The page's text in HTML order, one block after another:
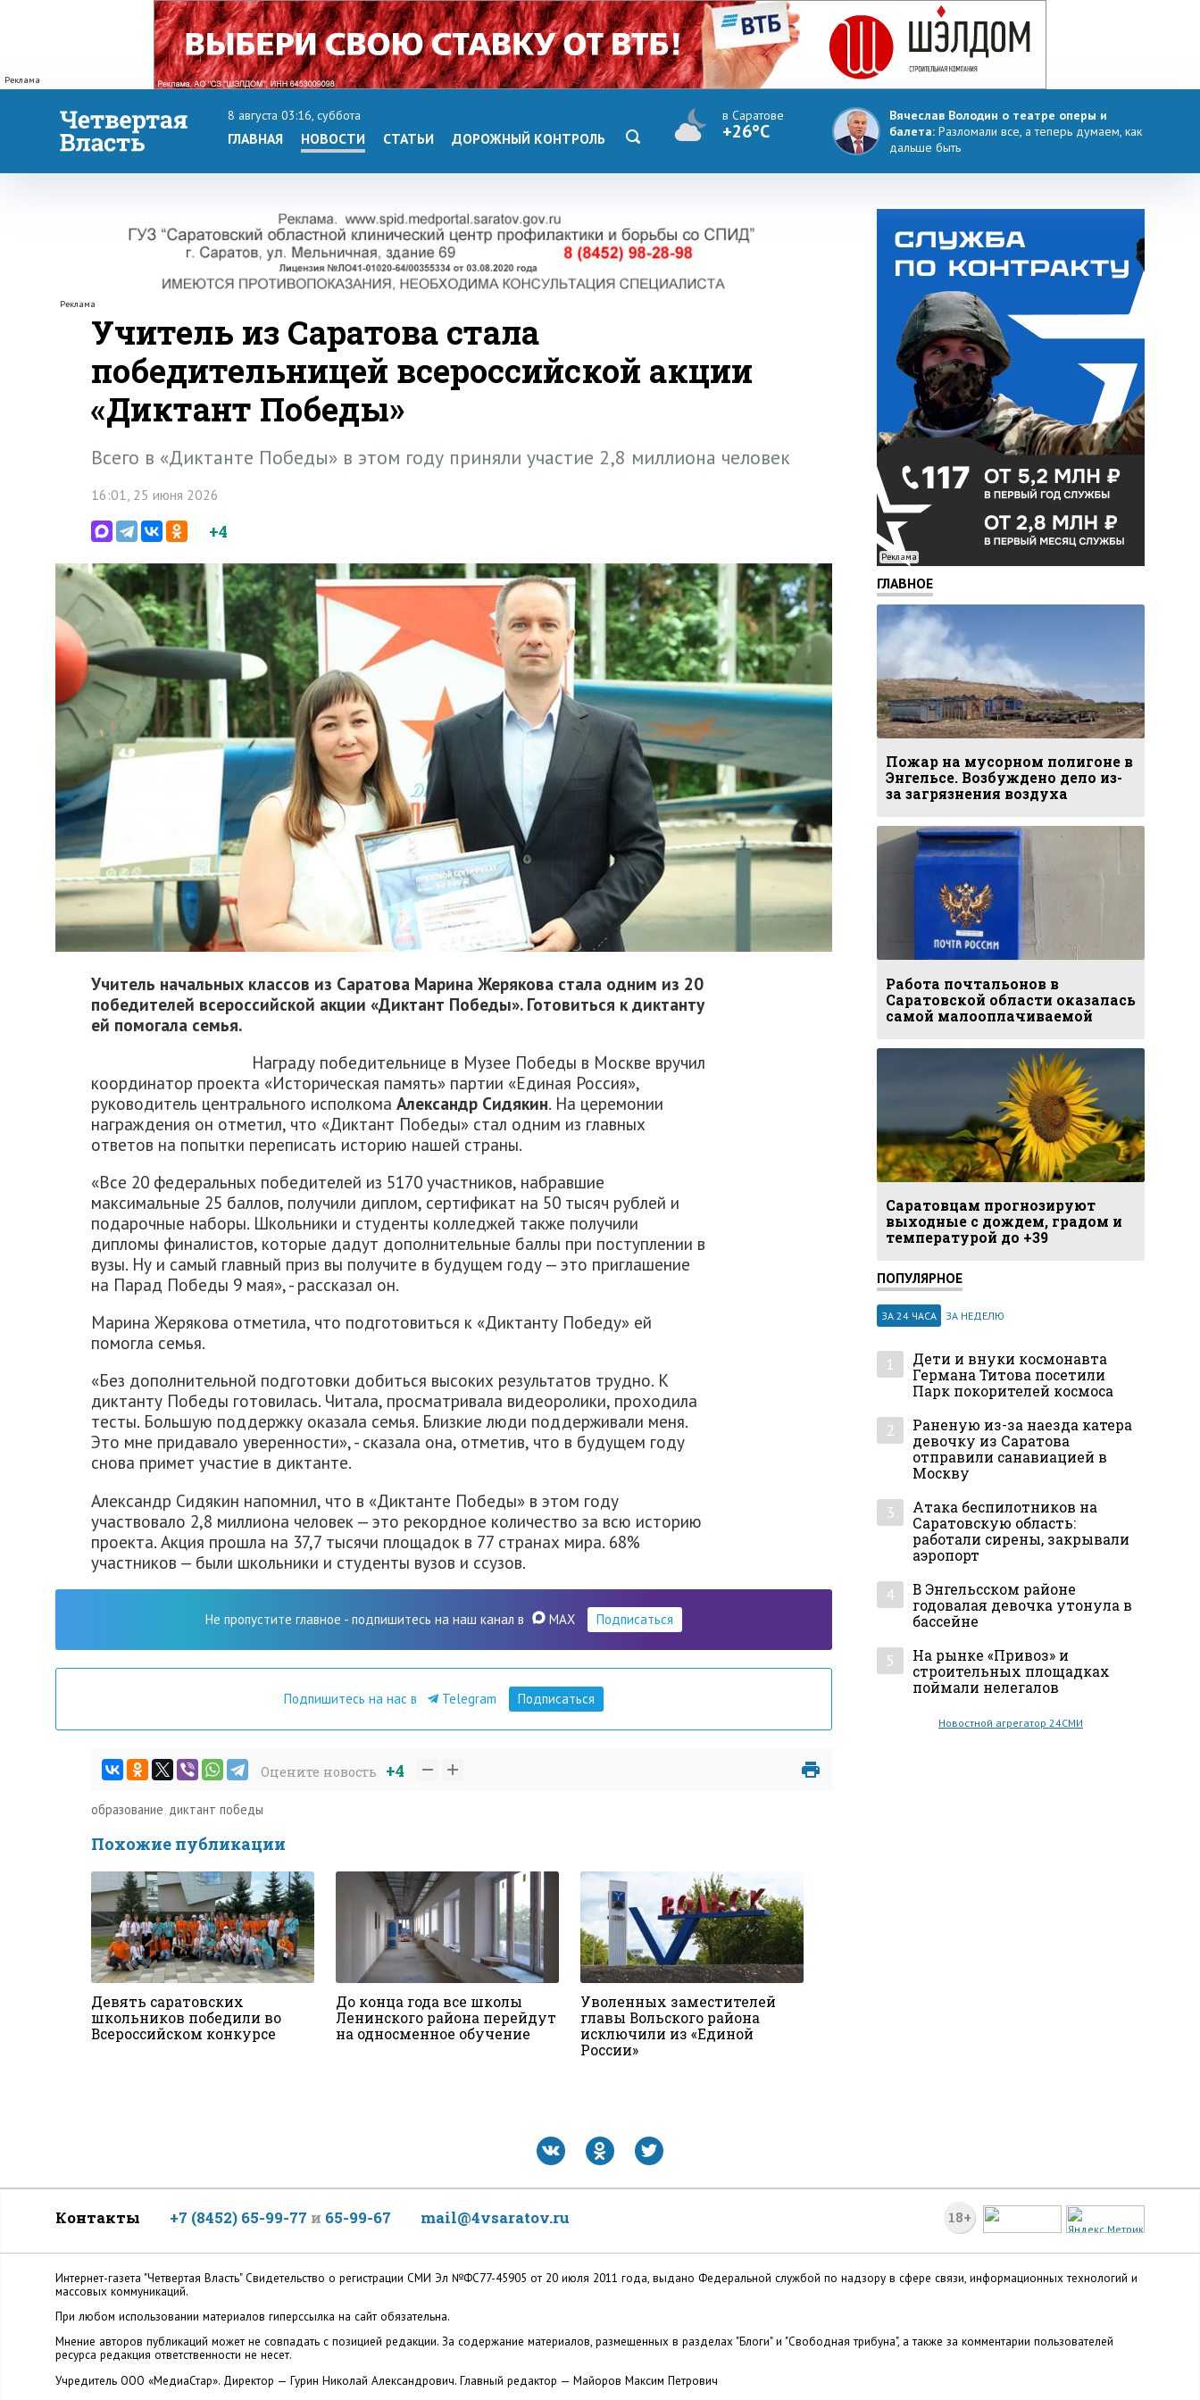
Реклама
8 августа 03:16, суббота
ГЛАВНАЯ НОВОСТИ СТАТЬИ ДОРОЖНЫЙ КОНТРОЛЬ
в Саратове
+26°C
Вячеслав Володин о театре оперы и
балета: Разломали все, а теперь думаем, как
дальше быть
Реклама
Учитель из Саратова стала
победительницей всероссийской акции
«Диктант Победы»
Всего в «Диктанте Победы» в этом году приняли участие 2,8 миллиона человек
16:01, 25 июня 2026
+4
Учитель начальных классов из Саратова Марина Жерякова стала одним из 20
победителей всероссийской акции «Диктант Победы». Готовиться к диктанту
ей помогала семья.
Награду победительнице в Музее Победы в Москве вручил
координатор проекта «Историческая память» партии «Единая Россия»,
руководитель центрального исполкома Александр Сидякин. На церемонии
награждения он отметил, что «Диктант Победы» стал одним из главных
ответов на попытки переписать историю нашей страны.
«Все 20 федеральных победителей из 5170 участников, набравшие
максимальные 25 баллов, получили диплом, сертификат на 50 тысяч рублей и
подарочные наборы. Школьники и студенты колледжей также получили
дипломы финалистов, которые дадут дополнительные баллы при поступлении в
вузы. Ну и самый главный приз вы получите в будущем году — это приглашение
на Парад Победы 9 мая», - рассказал он.
Марина Жерякова отметила, что подготовиться к «Диктанту Победу» ей
помогла семья.
«Без дополнительной подготовки добиться высоких результатов трудно. К
диктанту Победы готовилась. Читала, просматривала видеоролики, проходила
тесты. Большую поддержку оказала семья. Близкие люди поддерживали меня.
Это мне придавало уверенности», - сказала она, отметив, что в будущем году
снова примет участие в диктанте.
Александр Сидякин напомнил, что в «Диктанте Победы» в этом году
участвовало 2,8 миллиона человек — это рекордное количество за всю историю
проекта. Акция прошла на 37,7 тысячи площадок в 77 странах мира. 68%
участников — были школьники и студенты вузов и ссузов.
Не пропустите главное - подпишитесь на наш канал в MAX Подписаться
Подпишитесь на нас в Telegram Подписаться
Оцените новость +4
образование диктант победы
Похожие публикации
Девять саратовских
школьников победили во
Всероссийском конкурсе
До конца года все школы
Ленинского района перейдут
на односменное обучение
Уволенных заместителей
главы Вольского района
исключили из «Единой
России»
Реклама
ГЛАВНОЕ
Пожар на мусорном полигоне в
Энгельсе. Возбуждено дело из-
за загрязнения воздуха
Работа почтальонов в
Саратовской области оказалась
самой малооплачиваемой
Саратовцам прогнозируют
выходные с дождем, градом и
температурой до +39
ПОПУЛЯРНОЕ
ЗА 24 ЧАСА ЗА НЕДЕЛЮ
1
Дети и внуки космонавта
Германа Титова посетили
Парк покорителей космоса
2
Раненую из-за наезда катера
девочку из Саратова
отправили санавиацией в
Москву
3
Атака беспилотников на
Саратовскую область:
работали сирены, закрывали
аэропорт
4
В Энгельсском районе
годовалая девочка утонула в
бассейне
5
На рынке «Привоз» и
строительных площадках
поймали нелегалов
Новостной агрегатор 24СМИ
18+
Контакты +7 (8452) 65-99-77 и 65-99-67 mail@4vsaratov.ru
Интернет-газета "Четвертая Власть" Cвидетельство о регистрации СМИ Эл №ФС77-45905 от 20 июля 2011 года, выдано Федеральной службой по надзору в сфере связи, информационных технологий и
массовых коммуникаций.
При любом использовании материалов гиперссылка на сайт обязательна.
Мнение авторов публикаций может не совпадать с позицией редакции. За содержание материалов, размещенных в разделах "Блоги" и "Свободная трибуна", а также за комментарии пользователей
ресурса редакция ответственности не несет.
Учредитель ООО «МедиаСтар». Директор — Гурин Николай Александрович. Главный редактор — Майоров Максим Петрович